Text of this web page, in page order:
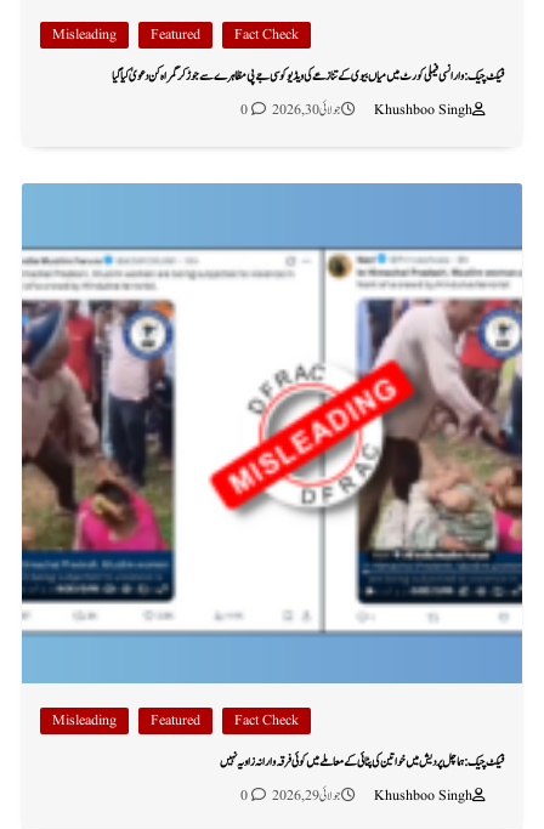
Fact Check
Featured
Misleading
فیکٹ چیک: وارانسی فیملی کورٹ میں میاں بیوی کے تنازعے کی ویڈیو کو سی جے پی مظاہرے سے جوڑ کر گمراہ کن دعویٰ کیا گیا
Khushboo Singh
جولائی 30, 2026 0
Fact Check
Featured
Misleading
فیکٹ چیک: ہماچل پردیش میں خواتین کی پٹائی کے معاملے میں کوئی فرقہ وارانہ زاویہ نہیں
Khushboo Singh
جولائی 29, 2026 0